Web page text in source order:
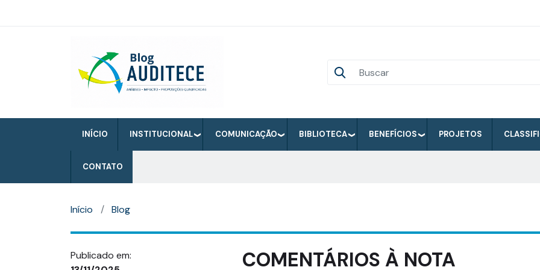
INÍCIO INSTITUCIONAL COMUNICAÇÃO BIBLIOTECA BENEFÍCIOS PROJETOS
CONTATO
Início Blog
Publicado em:
COMENTÁRIOS À NOTA